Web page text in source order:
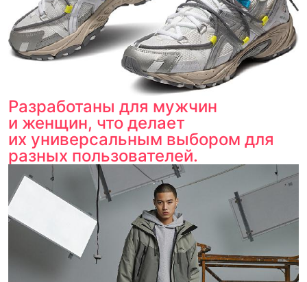
Разработаны для мужчин
и женщин, что делает
их универсальным выбором для
разных пользователей.